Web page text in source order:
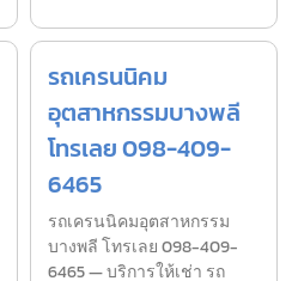
รถเครนนิคม
อุตสาหกรรมบางพลี
โทรเลย 098-409-
6465
รถเครนนิคมอุตสาหกรรม
บางพลี โทรเลย 098-409-
6465 — บริการให้เช่า รถ